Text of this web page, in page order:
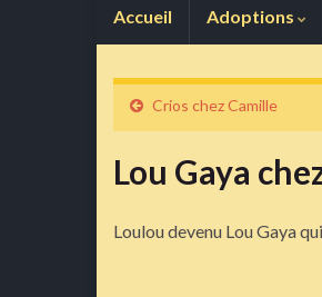
Accueil Adoptions
Crios chez Camille
Lou Gaya
Loulou devenu Lou Gaya